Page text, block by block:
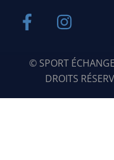
Facebook
© SPORT
DROITS